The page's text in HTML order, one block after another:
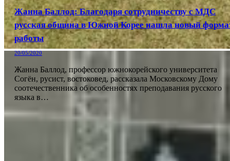
Жанна Баллод: Благодаря сотрудничеству с МДС
русская община в Южной Корее нашла новый
работы
20/05/2020
Жанна Баллод, профессор южнокорейского университета
Согён, русист, востоковед, рассказала Московскому Дому
соотечественника об особенностях преподавания русского
языка в…